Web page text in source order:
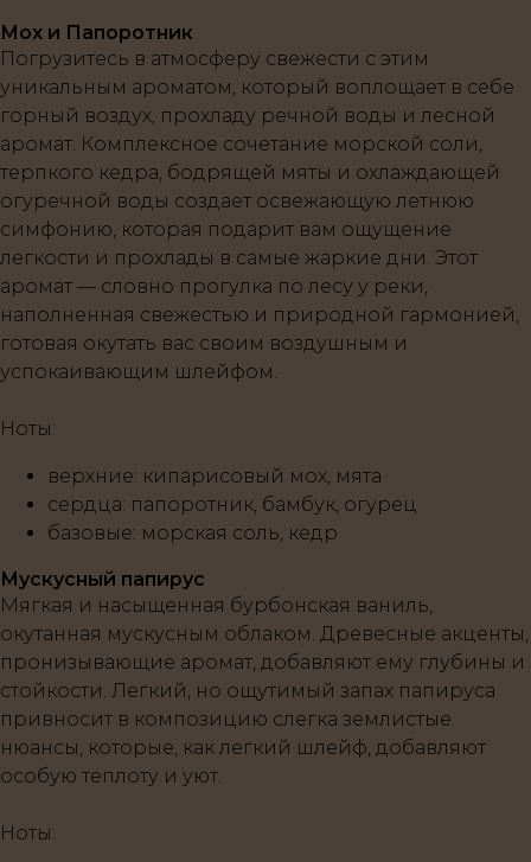
Мох и Папоротник
Погрузитесь в атмосферу свежести с этим
уникальным ароматом, который воплощает в себе
горный воздух, прохладу речной воды и лесной
аромат. Комплексное сочетание морской соли,
терпкого кедра, бодрящей мяты и охлаждающей
огуречной воды создает освежающую летнюю
симфонию, которая подарит вам ощущение
легкости и прохлады в самые жаркие дни. Этот
аромат — словно прогулка по лесу у реки,
наполненная свежестью и природной гармонией,
готовая окутать вас своим воздушным и
успокаивающим шлейфом.
Ноты:
верхние: кипарисовый мох, мята
сердца: папоротник, бамбук, огурец
базовые: морская соль, кедр
Мускусный папирус
Мягкая и насыщенная бурбонская ваниль,
окутанная мускусным облаком. Древесные акценты,
пронизывающие аромат, добавляют ему глубины и
стойкости. Легкий, но ощутимый запах папируса
привносит в композицию слегка землистые
нюансы, которые, как легкий шлейф, добавляют
особую теплоту и уют.
Ноты: